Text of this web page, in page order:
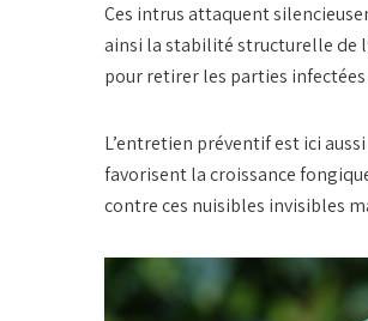
Ces intrus attaquent
ainsi la stabilité structurelle de
pour retirer les parties
L’entretien préventif est ici
favorisent la croissance
contre ces nuisibles invisibles